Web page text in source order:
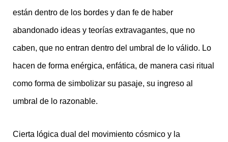
están dentro de los bordes y dan fe de haber
abandonado ideas y teorías extravagantes, que no
caben, que no entran dentro del umbral de lo válido. Lo
hacen de forma enérgica, enfática, de manera casi ritual
como forma de simbolizar su pasaje, su ingreso al
umbral de lo razonable.
Cierta lógica dual del movimiento cósmico y la